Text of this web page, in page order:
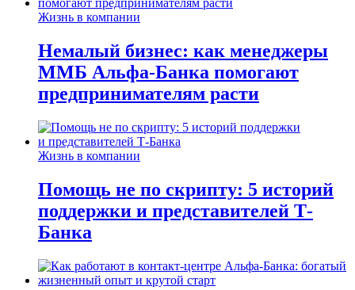
Жизнь в компании
Немалый бизнес: как менеджеры
ММБ Альфа-Банка помогают
предпринимателям расти
Жизнь в компании
Помощь не по скрипту: 5 историй
поддержки и представителей Т-
Банка